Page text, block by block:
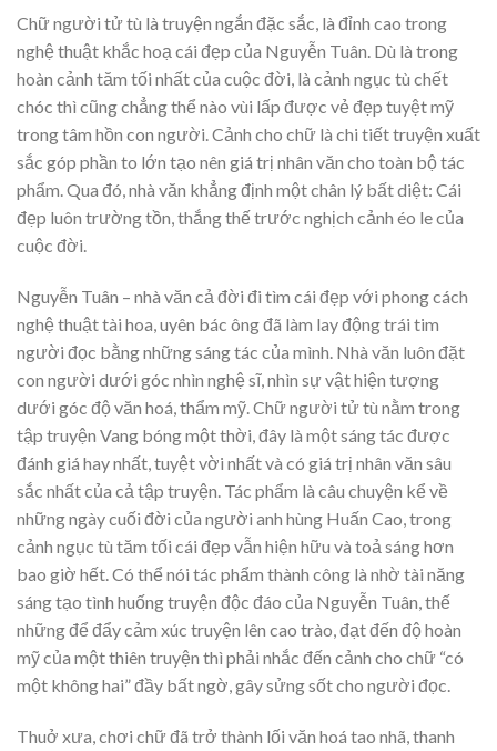
Chữ người tử tù là truyện ngắn đặc sắc, là đỉnh cao trong
nghệ thuật khắc hoạ cái đẹp của Nguyễn Tuân. Dù là trong
hoàn cảnh tăm tối nhất của cuộc đời, là cảnh ngục tù chết
chóc thì cũng chẳng thể nào vùi lấp được vẻ đẹp tuyệt mỹ
trong tâm hồn con người. Cảnh cho chữ là chi tiết truyện xuất
sắc góp phần to lớn tạo nên giá trị nhân văn cho toàn bộ tác
phẩm. Qua đó, nhà văn khẳng định một chân lý bất diệt: Cái
đẹp luôn trường tồn, thắng thế trước nghịch cảnh éo le của
cuộc đời.
Nguyễn Tuân – nhà văn cả đời đi tìm cái đẹp với phong cách
nghệ thuật tài hoa, uyên bác ông đã làm lay động trái tim
người đọc bằng những sáng tác của mình. Nhà văn luôn đặt
con người dưới góc nhìn nghệ sĩ, nhìn sự vật hiện tượng
dưới góc độ văn hoá, thẩm mỹ. Chữ người tử tù nằm trong
tập truyện Vang bóng một thời, đây là một sáng tác được
đánh giá hay nhất, tuyệt vời nhất và có giá trị nhân văn sâu
sắc nhất của cả tập truyện. Tác phẩm là câu chuyện kể về
những ngày cuối đời của người anh hùng Huấn Cao, trong
cảnh ngục tù tăm tối cái đẹp vẫn hiện hữu và toả sáng hơn
bao giờ hết. Có thể nói tác phẩm thành công là nhờ tài năng
sáng tạo tình huống truyện độc đáo của Nguyễn Tuân, thế
những để đẩy cảm xúc truyện lên cao trào, đạt đến độ hoàn
mỹ của một thiên truyện thì phải nhắc đến cảnh cho chữ “có
một không hai” đầy bất ngờ, gây sửng sốt cho người đọc.
Thuở xưa, chơi chữ đã trở thành lối văn hoá tao nhã, thanh